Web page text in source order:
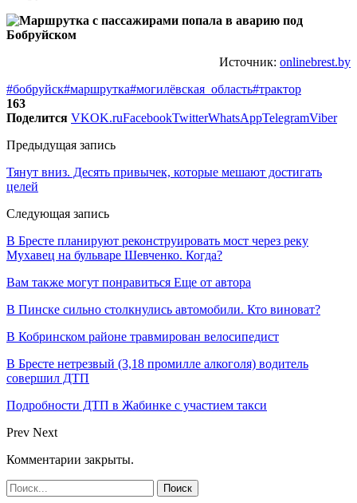
Источник: onlinebrest.by
#бобруйск#маршрутка#могилёвская_область#трактор
163
Поделится VKOK.ruFacebookTwitterWhatsAppTelegramViber
Предыдущая запись
Тянут вниз. Десять привычек, которые мешают достигать
целей
Следующая запись
В Бресте планируют реконструировать мост через реку
Мухавец на бульваре Шевченко. Когда?
Вам также могут понравиться Еще от автора
В Пинске сильно столкнулись автомобили. Кто виноват?
В Кобринском районе травмирован велосипедист
В Бресте нетрезвый (3,18 промилле алкоголя) водитель
совершил ДТП
Подробности ДТП в Жабинке с участием такси
Prev Next
Комментарии закрыты.